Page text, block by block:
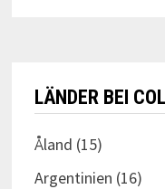
LÄNDER BEI
Åland (15)
Argentinien (16)